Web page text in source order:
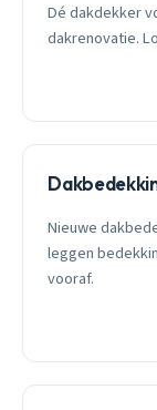
Dé dakdekker
dakrenovatie.
Nieuwe
leggen
vooraf.